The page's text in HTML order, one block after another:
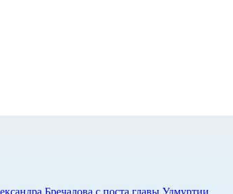
Бречалова с поста главы Удмуртии